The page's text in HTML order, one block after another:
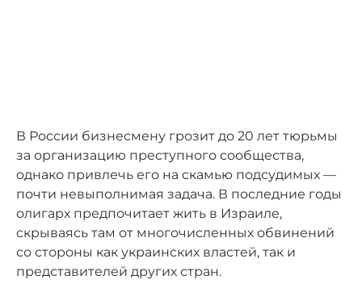
В России бизнесмену грозит до 20 лет тюрьмы
за организацию преступного сообщества,
однако привлечь его на скамью подсудимых —
почти невыполнимая задача. В последние годы
олигарх предпочитает жить в Израиле,
скрываясь там от многочисленных обвинений
со стороны как украинских властей, так и
представителей других стран.